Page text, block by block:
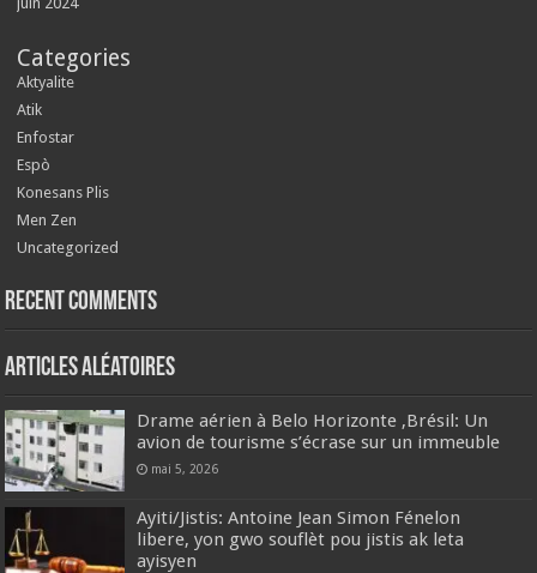
Categories
Aktyalite
Atik
Enfostar
Espò
Konesans Plis
Men Zen
Uncategorized
Recent Comments
Articles aléatoires
Drame aérien à Belo Horizonte ,Brésil: Un
avion de tourisme s’écrase sur un immeuble
mai 5, 2026
Ayiti/Jistis: Antoine Jean Simon Fénelon
libere, yon gwo souflèt pou jistis ak leta
ayisyen